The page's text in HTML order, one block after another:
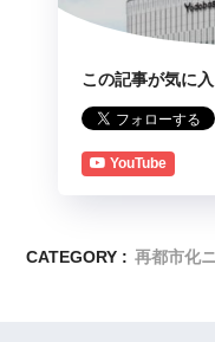
この記事が気に
YouTube
CATEGORY : 再都市化